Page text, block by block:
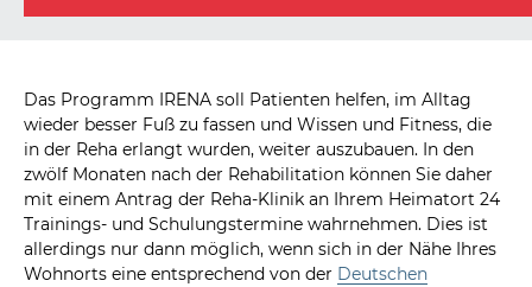
Das Programm IRENA soll Patienten helfen, im Alltag
wieder besser Fuß zu fassen und Wissen und Fitness, die
in der Reha erlangt wurden, weiter auszubauen. In den
zwölf Monaten nach der Rehabilitation können Sie daher
mit einem Antrag der Reha-Klinik an Ihrem Heimatort 24
Trainings- und Schulungstermine wahrnehmen. Dies ist
allerdings nur dann möglich, wenn sich in der Nähe Ihres
Wohnorts eine entsprechend von der Deutschen